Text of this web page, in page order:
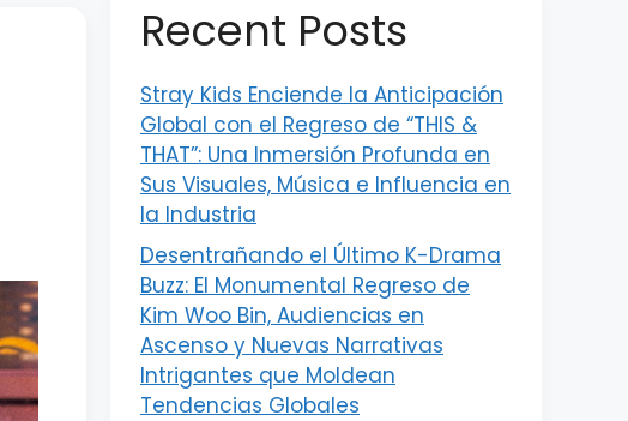
Recent Posts
Stray Kids Enciende la Anticipación
Global con el Regreso de “THIS &
THAT”: Una Inmersión Profunda en
Sus Visuales, Música e Influencia en
la Industria
Desentrañando el Último K-Drama
Buzz: El Monumental Regreso de
Kim Woo Bin, Audiencias en
Ascenso y Nuevas Narrativas
Intrigantes que Moldean
Tendencias Globales